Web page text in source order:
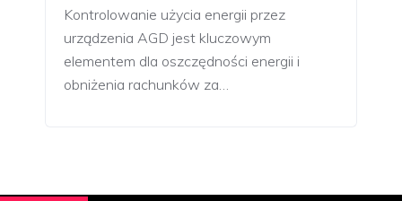
Kontrolowanie użycia energii przez
urządzenia AGD jest kluczowym
elementem dla oszczędności energii i
obniżenia rachunków za…